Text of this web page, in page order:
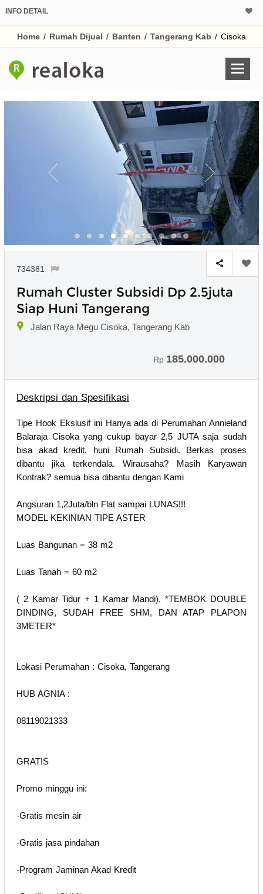
INFO DETAIL
Home / Rumah Dijual / Banten / Tangerang Kab / Cisoka
734381
Rumah Cluster Subsidi Dp 2.5juta
Siap Huni Tangerang
Jalan Raya Megu Cisoka, Tangerang Kab
Rp 185.000.000
Deskripsi dan Spesifikasi
Tipe Hook Ekslusif ini Hanya ada di Perumahan Annieland
Balaraja Cisoka yang cukup bayar 2,5 JUTA saja sudah
bisa akad kredit, huni Rumah Subsidi. Berkas proses
dibantu jika terkendala. Wirausaha? Masih Karyawan
Kontrak? semua bisa dibantu dengan Kami
Angsuran 1,2Juta/bln Flat sampai LUNAS!!!
MODEL KEKINIAN TIPE ASTER
Luas Bangunan = 38 m2
Luas Tanah = 60 m2
( 2 Kamar Tidur + 1 Kamar Mandi), *TEMBOK DOUBLE
DINDING, SUDAH FREE SHM, DAN ATAP PLAPON
3METER*
Lokasi Perumahan : Cisoka, Tangerang
HUB AGNIA :
08119021333
GRATIS
Promo minggu ini:
-Gratis mesin air
-Gratis jasa pindahan
-Program Jaminan Akad Kredit
Harga Rp
Untuk hasil simulasi
pada kotak-
Simpan